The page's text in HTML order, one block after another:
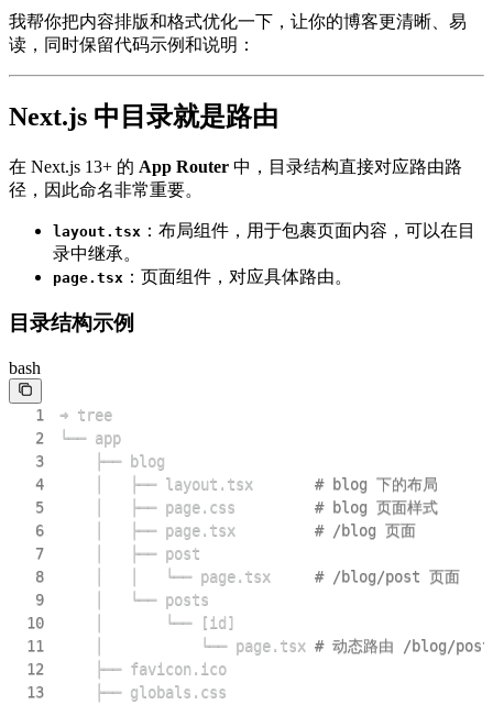
我帮你把内容排版和格式优化一下，让你的博客更清晰、易
读，同时保留代码示例和说明：
Next.js 中目录就是路由
在 Next.js 13+ 的 App Router 中，目录结构直接对应路由路
径，因此命名非常重要。
layout.tsx ：布局组件，用于包裹页面内容，可以在目
录中继承。
page.tsx ：页面组件，对应具体路由。
目录结构示例
bash
1
➜ tree
2
└── app
3
4
    │   ├── layout.tsx
# blog 下的布局
5
    │   ├── page.css
# blog 页面样式
6
    │   ├── page.tsx
# /blog 页面
7
8
    │   │   └── page.tsx
# /blog/post 页面
9
10
    │       └──
[ id ]
11
    │           └── page.tsx
# 动态路由 /blog/
12
    ├── favicon.ico
13